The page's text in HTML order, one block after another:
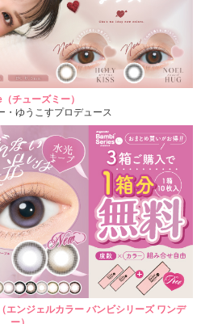
チューズミー）
・ゆうこすプロデュース
ンジェルカラー バンビシリーズ ワンデ